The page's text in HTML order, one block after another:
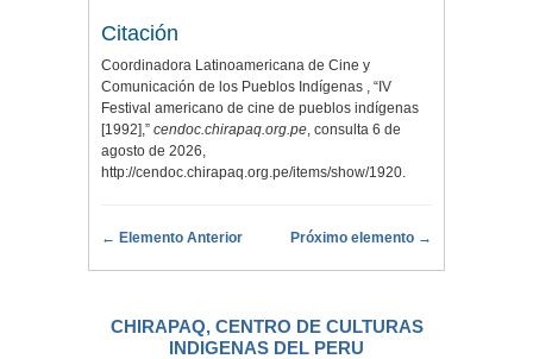
Citación
Coordinadora Latinoamericana de Cine y
Comunicación de los Pueblos Indígenas , “IV
Festival americano de cine de pueblos indígenas
[1992],” cendoc.chirapaq.org.pe, consulta 6 de
agosto de 2026,
http://cendoc.chirapaq.org.pe/items/show/1920.
← Elemento Anterior Próximo elemento →
CHIRAPAQ, CENTRO DE CULTURAS
INDIGENAS DEL PERU